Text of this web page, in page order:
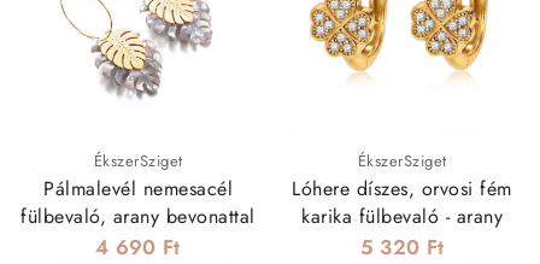
ÉkszerSziget
Pálmalevél nemesacél
fülbevaló, arany bevonattal
4 690 Ft
ÉkszerSziget
Lóhere díszes, orvosi fém
karika fülbevaló - arany
5 320 Ft